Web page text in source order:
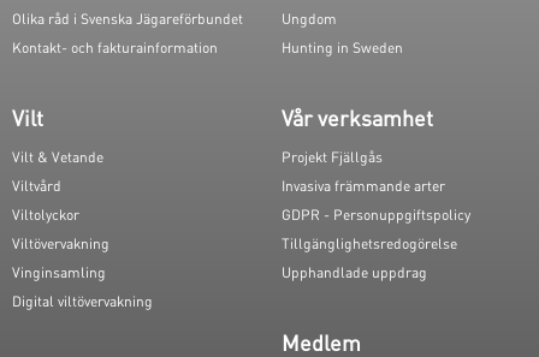
Olika råd i Svenska Jägareförbundet
Kontakt- och fakturainformation
Ungdom
Hunting in Sweden
Vilt
Vilt & Vetande
Viltvård
Viltolyckor
Viltövervakning
Vinginsamling
Digital viltövervakning
Vår verksamhet
Projekt Fjällgås
Invasiva främmande arter
GDPR - Personuppgiftspolicy
Tillgänglighetsredogörelse
Upphandlade uppdrag
Medlem